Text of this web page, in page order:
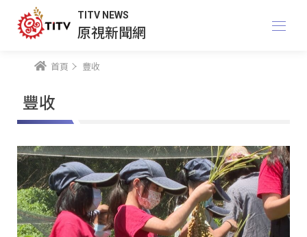
TITV NEWS
原視新聞網
首頁 豐收
豐收